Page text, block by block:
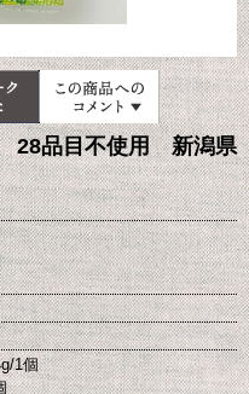
品目不使用 新潟県
1個